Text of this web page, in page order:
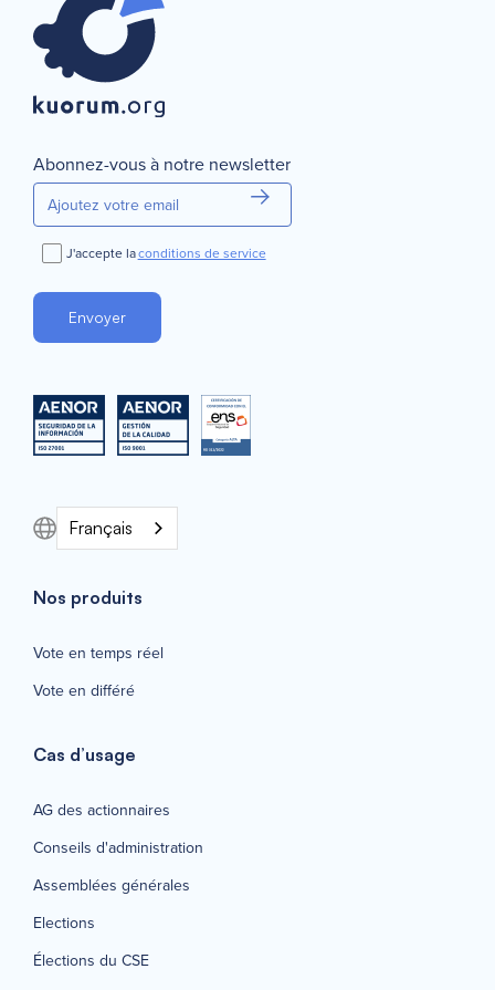
Abonnez-vous à notre newsletter
J'accepte laconditions de service
Français
Nos produits
Vote en temps réel
Vote en différé
Cas d’usage
AG des actionnaires
Conseils d'administration
Assemblées générales
Elections
Élections du CSE